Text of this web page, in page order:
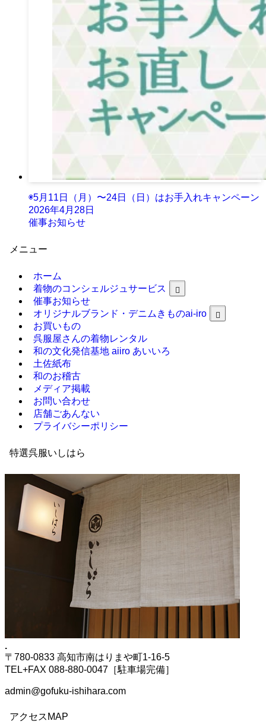
◉5月11日（月）〜24日（日）はお手入れキャンペーン
2026年4月28日
催事お知らせ
メニュー
ホーム
着物のコンシェルジュサービス
催事お知らせ
オリジナルブランド・デニムきものai-iro
お買いもの
呉服屋さんの着物レンタル
和の文化発信基地 aiiro あいいろ
土佐紙布
和のお稽古
メディア掲載
お問い合わせ
店舗ごあんない
プライバシーポリシー
特選呉服いしはら
.
〒780-0833 高知市南はりまや町1-16-5
TEL+FAX 088-880-0047［駐車場完備］
admin@gofuku-ishihara.com
アクセスMAP